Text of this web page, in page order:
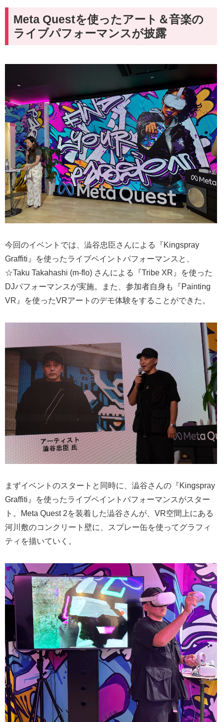
Meta Questを使ったアート＆音楽の
ライブパフォーマンスが披露
今回のイベントでは、澁谷忠臣さんによる『Kingspray
Graffiti』を使ったライブペイントパフォーマンスと、
☆Taku Takahashi (m-flo) さんによる『Tribe XR』を使った
DJパフォーマンスが実施。また、参加者自身も『Painting
VR』を使ったVRアートのデモ体験をすることができた。
まずイベントのスタートと同時に、澁谷さんの『Kingspray
Graffiti』を使ったライブペイントパフォーマンスがスター
ト。Meta Quest 2を装着した澁谷さんが、VR空間上にある
河川敷のコンクリート壁に、スプレー缶を使ってグラフィ
ティを描いていく。